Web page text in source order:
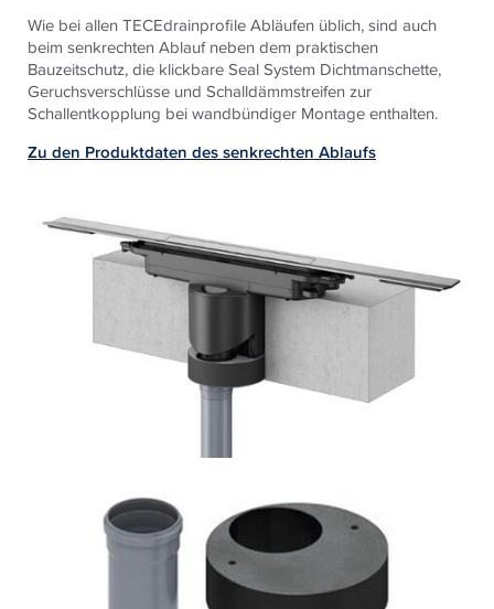
Wie bei allen TECEdrainprofile Abläufen üblich, sind auch
beim senkrechten Ablauf neben dem praktischen
Bauzeitschutz, die klickbare Seal System Dichtmanschette,
Geruchsverschlüsse und Schalldämmstreifen zur
Schallentkopplung bei wandbündiger Montage enthalten.
Zu den Produktdaten des senkrechten Ablaufs